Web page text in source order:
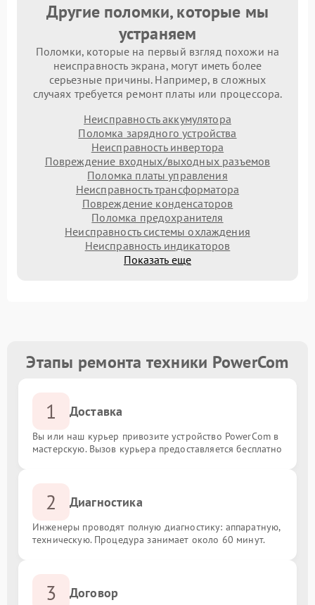
Другие поломки, которые мы
устраняем
Поломки, которые на первый взгляд похожи на
неисправность экрана, могут иметь более
серьезные причины. Например, в сложных
случаях требуется ремонт платы или процессора.
Неисправность аккумулятора
Поломка зарядного устройства
Неисправность инвертора
Повреждение входных/выходных разъемов
Поломка платы управления
Неисправность трансформатора
Повреждение конденсаторов
Поломка предохранителя
Неисправность системы охлаждения
Неисправность индикаторов
Показать еще
Этапы ремонта техники PowerCom
1 Доставка
Вы или наш курьер привозите устройство PowerCom в
мастерскую. Вызов курьера предоставляется бесплатно
2 Диагностика
Инженеры проводят полную диагностику: аппаратную,
техническую. Процедура занимает около 60 минут.
3 Договор